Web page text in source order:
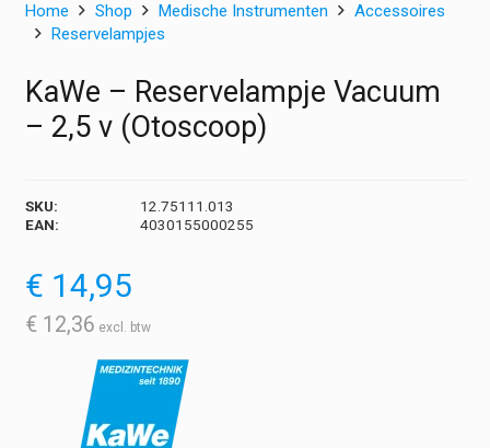
Home Shop Medische Instrumenten
Accessoires
Reservelampjes
KaWe – Reservelampje Vacuum
– 2,5 v (Otoscoop)
SKU:
12.75111.013
EAN:
4030155000255
€ 14,95
€ 12,36